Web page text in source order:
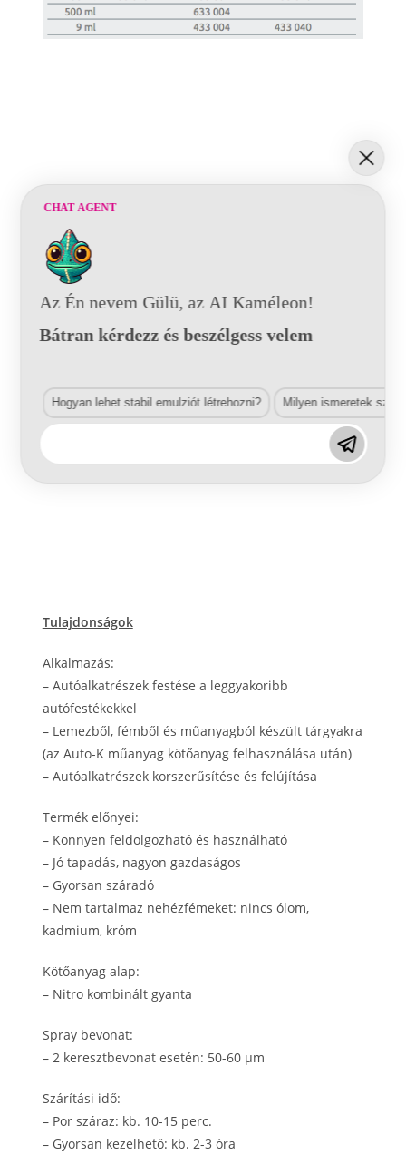
Tulajdonságok
Alkalmazás:
– Autóalkatrészek festése a leggyakoribb
autófestékekkel
– Lemezből, fémből és műanyagból készült tárgyakra
(az Auto-K műanyag kötőanyag felhasználása után)
– Autóalkatrészek korszerűsítése és felújítása
Termék előnyei:
– Könnyen feldolgozható és használható
– Jó tapadás, nagyon gazdaságos
– Gyorsan száradó
– Nem tartalmaz nehézfémeket: nincs ólom,
kadmium, króm
Kötőanyag alap:
– Nitro kombinált gyanta
Spray bevonat:
– 2 keresztbevonat esetén: 50-60 μm
Szárítási idő:
– Por száraz: kb. 10-15 perc.
– Gyorsan kezelhető: kb. 2-3 óra
CHAT AGENT
Az Én nevem Gülü, az AI Kaméleon!
Bátran kérdezz és beszélgess velem
Hogyan lehet stabil emulziót létrehozni? Milyen ismeretek